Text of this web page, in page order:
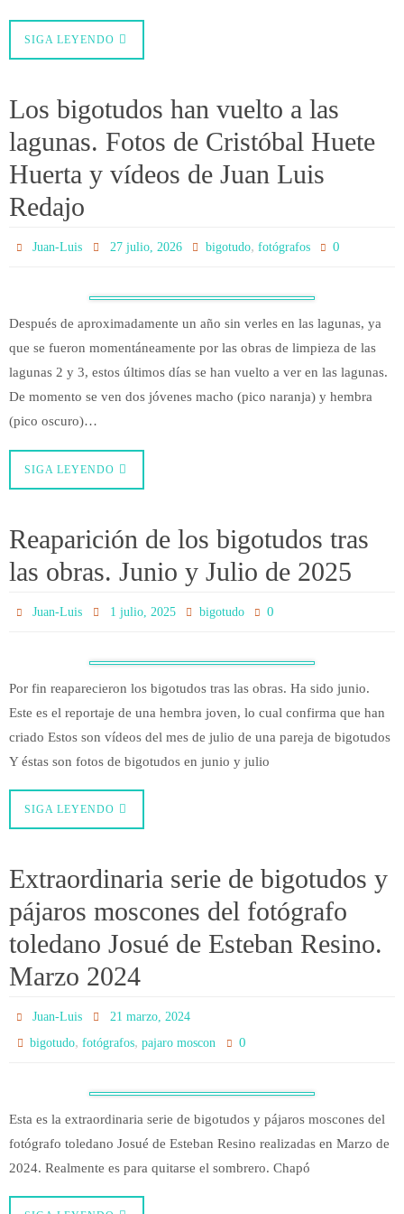
SIGA LEYENDO
Los bigotudos han vuelto a las
lagunas. Fotos de Cristóbal Huete
Huerta y vídeos de Juan Luis
Redajo
Juan-Luis 27 julio, 2026 bigotudo, fotógrafos 0
Después de aproximadamente un año sin verles en las lagunas, ya
que se fueron momentáneamente por las obras de limpieza de las
lagunas 2 y 3, estos últimos días se han vuelto a ver en las lagunas.
De momento se ven dos jóvenes macho (pico naranja) y hembra
(pico oscuro)…
SIGA LEYENDO
Reaparición de los bigotudos tras
las obras. Junio y Julio de 2025
Juan-Luis 1 julio, 2025 bigotudo 0
Por fin reaparecieron los bigotudos tras las obras. Ha sido junio.
Este es el reportaje de una hembra joven, lo cual confirma que han
criado Estos son vídeos del mes de julio de una pareja de bigotudos
Y éstas son fotos de bigotudos en junio y julio
SIGA LEYENDO
Extraordinaria serie de bigotudos y
pájaros moscones del fotógrafo
toledano Josué de Esteban Resino.
Marzo 2024
Juan-Luis
21 marzo, 2024
bigotudo,fotógrafos,pajaro moscon 0
Esta es la extraordinaria serie de bigotudos y pájaros moscones del
fotógrafo toledano Josué de Esteban Resino realizadas en Marzo de
2024. Realmente es para quitarse el sombrero. Chapó